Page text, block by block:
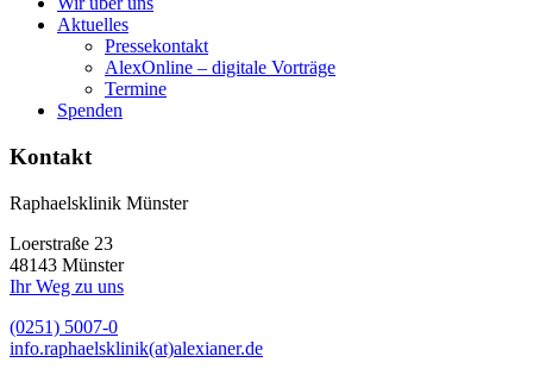
Aktuelles
Pressekontakt
AlexOnline – digitale Vorträge
Termine
Spenden
Kontakt
Raphaelsklinik Münster
Loerstraße 23
48143 Münster
Ihr Weg zu uns
(0251) 5007-0
info.raphaelsklinik(at)alexianer.de